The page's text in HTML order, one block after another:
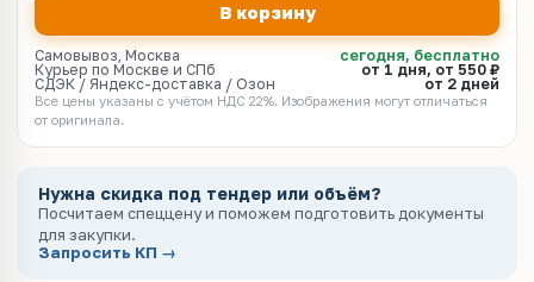
В корзину
Самовывоз, Москва
сегодня, бесплатно
Курьер по Москве и СПб
от 1 дня, от 550 ₽
СДЭК / Яндекс-доставка / Озон
от 2 дней
Все цены указаны с учётом НДС 22%. Изображения могут отличаться
от оригинала.
Нужна скидка под тендер или объём?
Посчитаем спеццену и поможем подготовить документы
для закупки.
Запросить КП →